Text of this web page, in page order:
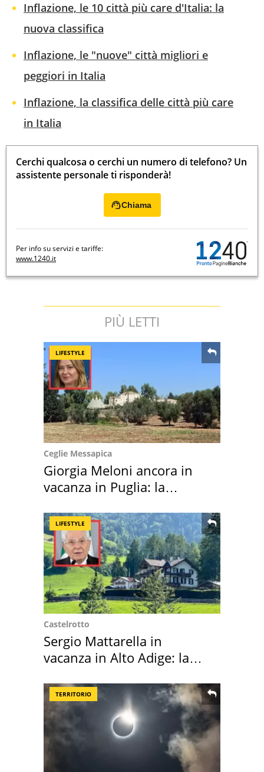
Inflazione, le 10 città più care d'Italia: la
nuova classifica
Inflazione, le "nuove" città migliori e
peggiori in Italia
Inflazione, la classifica delle città più care
in Italia
Cerchi qualcosa o cerchi un numero di telefono? Un
assistente personale ti risponderà!
Chiama
Per info su servizi e tariffe:
www.1240.it
PIÙ LETTI
LIFESTYLE
Ceglie Messapica
Giorgia Meloni ancora in
vacanza in Puglia: la
LIFESTYLE
Castelrotto
Sergio Mattarella in
vacanza in Alto Adige: la
TERRITORIO